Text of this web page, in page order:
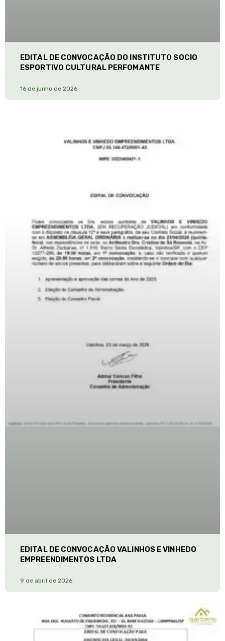
EDITAL DE CONVOCAÇÃO DO INSTITUTO SOCIO
ESPORTIVO CULTURAL PERFOMANTE
16 de junho de 2026
EDITAL DE CONVOCAÇÃO VALINHOS E VINHEDO
EMPREENDIMENTOS LTDA
9 de abril de 2026